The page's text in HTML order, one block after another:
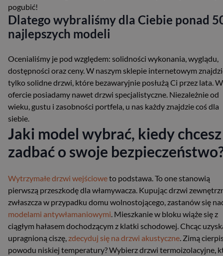
pogubić!
Dlatego wybraliśmy dla Ciebie ponad
najlepszych modeli
Ocenialiśmy je pod względem: solidności wykonania, wyglądu,
dostępności oraz ceny. W naszym sklepie internetowym
tylko solidne drzwi, które bezawaryjnie posłużą Ci przez lata. W
ofercie posiadamy nawet drzwi specjalistyczne. Niezależnie od
wieku, gustu i zasobności portfela, u nas każdy znajdzie coś dla
siebie.
Jaki model wybrać, kiedy chcesz
zadbać o swoje
Wytrzymałe drzwi wejścioweto podstawa. To one stanowią
pierwszą przeszkodę dla włamywacza. Kupując drzwi
zwłaszcza w przypadku domu wolnostojącego, zastanów się
modelami antywłamaniowymi . Mieszkanie w bloku wiąże się z
ciągłym hałasem dochodzącym z klatki schodowej. Chcąc
upragnioną ciszę, zdecyduj się na drzwi akustyczne . Zimą
powodu niskiej temperatury? Wybierz drzwi termoizolacyjne,